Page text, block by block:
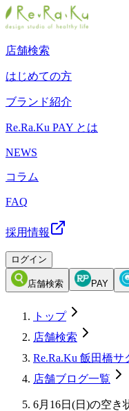
店舗検索
はじめての方
ブランド紹介
Re.Ra.Ku PAY とは
NEWS
コラム
FAQ
採用情報
ログイン
店舗検索 PAY
トップ
店舗検索
Re.Ra.Ku 飯田橋
店舗ブログ一覧
6月16日(日)の空